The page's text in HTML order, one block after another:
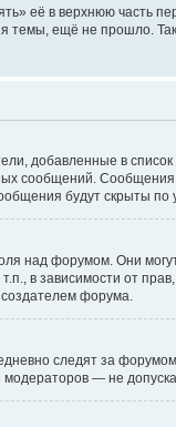
её в верхнюю часть
темы, ещё не прошло.
добавленные в
сообщений.
будут скрыты по
над форумом. Они
в зависимости от
создателем форума.
следят за
— не